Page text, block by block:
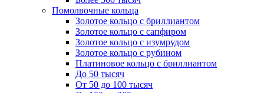
Помолвочные кольца
Золотое кольцо с бриллиантом
Золотое кольцо с сапфиром
Золотое кольцо с изумрудом
Золотое кольцо с рубином
Платиновое кольцо с бриллиантом
До 50 тысяч
От 50 до 100 тысяч